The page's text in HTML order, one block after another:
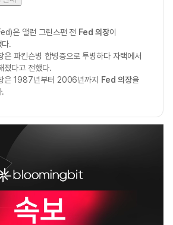
은 앨런 그린스펀 전 Fed 의장이
다.
은 파킨슨병 합병증으로 투병하다 자택에서
졌다고 전했다.
은 1987년부터 2006년까지
Fed 의장을
.